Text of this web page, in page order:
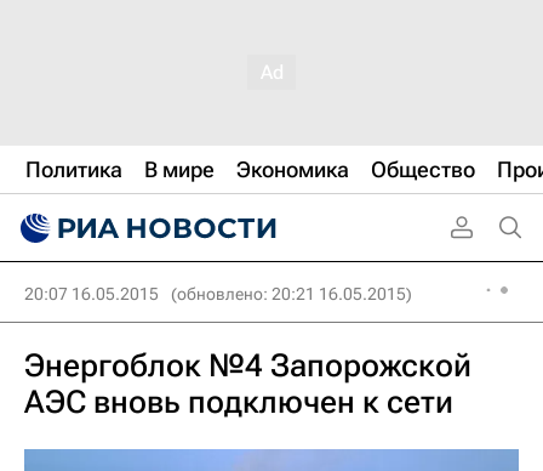
Политика В мире Экономика Общество
20:07 16.05.2015 (обновлено: 20:21 16.05.2015)
Энергоблок №4 Запорожской
АЭС вновь подключен к сети